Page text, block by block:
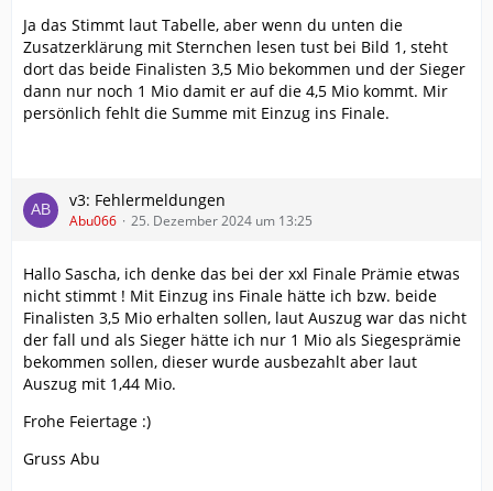
Ja das Stimmt laut Tabelle, aber wenn du unten die
Zusatzerklärung mit Sternchen lesen tust bei Bild 1, steht
dort das beide Finalisten 3,5 Mio bekommen und der Sieger
dann nur noch 1 Mio damit er auf die 4,5 Mio kommt. Mir
persönlich fehlt die Summe mit Einzug ins Finale.
v3: Fehlermeldungen
Abu066 25. Dezember 2024 um 13:25
Hallo Sascha, ich denke das bei der xxl Finale Prämie etwas
nicht stimmt ! Mit Einzug ins Finale hätte ich bzw. beide
Finalisten 3,5 Mio erhalten sollen, laut Auszug war das nicht
der fall und als Sieger hätte ich nur 1 Mio als Siegesprämie
bekommen sollen, dieser wurde ausbezahlt aber laut
Auszug mit 1,44 Mio.
Frohe Feiertage :)
Gruss Abu